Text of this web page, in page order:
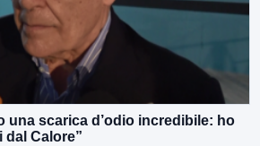
una scarica d’odio incredibile: ho
dal Calore”